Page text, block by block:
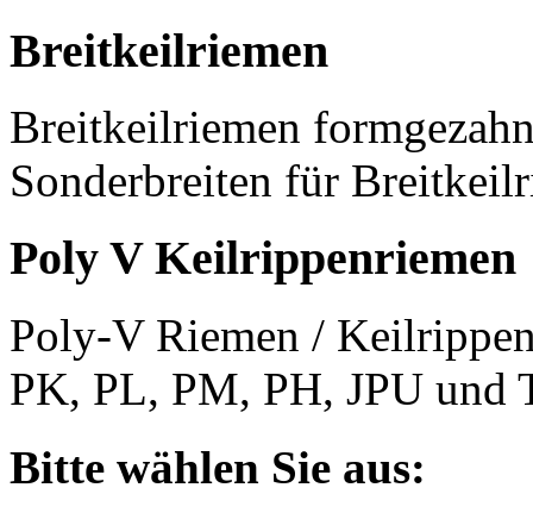
Breitkeilriemen
Breitkeilriemen
Sonderbreiten für
Poly V Keilrippenriemen
Poly-V Riemen /
PK, PL, PM, PH, JPU und
Bitte wählen Sie aus: